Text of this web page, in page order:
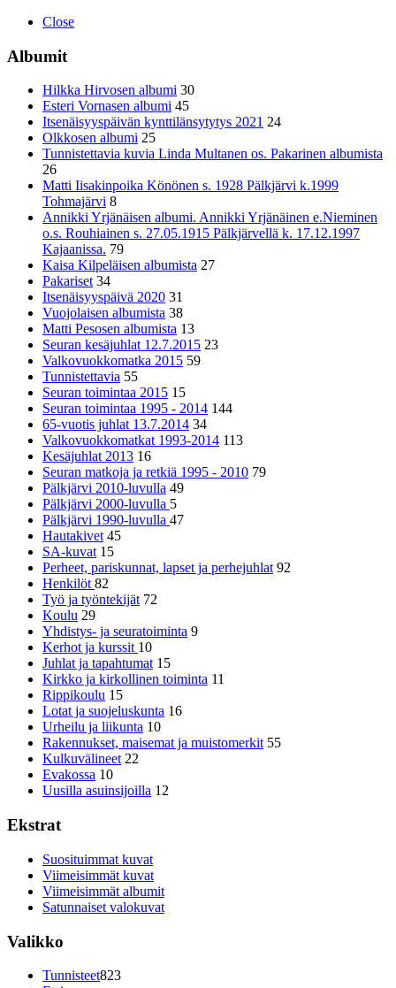
Close
Albumit
Hilkka Hirvosen albumi 30
Esteri Vornasen albumi 45
Itsenäisyyspäivän kynttilänsytytys 2021 24
Olkkosen albumi 25
Tunnistettavia kuvia Linda Multanen os. Pakarinen albumista
26
Matti Iisakinpoika Könönen s. 1928 Pälkjärvi k.1999
Tohmajärvi 8
Annikki Yrjänäisen albumi. Annikki Yrjänäinen e.Nieminen
o.s. Rouhiainen s. 27.05.1915 Pälkjärvellä k. 17.12.1997
Kajaanissa. 79
Kaisa Kilpeläisen albumista 27
Pakariset 34
Itsenäisyyspäivä 2020 31
Vuojolaisen albumista 38
Matti Pesosen albumista 13
Seuran kesäjuhlat 12.7.2015 23
Valkovuokkomatka 2015 59
Tunnistettavia 55
Seuran toimintaa 2015 15
Seuran toimintaa 1995 - 2014 144
65-vuotis juhlat 13.7.2014 34
Valkovuokkomatkat 1993-2014 113
Kesäjuhlat 2013 16
Seuran matkoja ja retkiä 1995 - 2010 79
Pälkjärvi 2010-luvulla 49
Pälkjärvi 2000-luvulla 5
Pälkjärvi 1990-luvulla 47
Hautakivet 45
SA-kuvat 15
Perheet, pariskunnat, lapset ja perhejuhlat 92
Henkilöt82
Työ ja työntekijät 72
Koulu 29
Yhdistys- ja seuratoiminta 9
Kerhot ja kurssit 10
Juhlat ja tapahtumat 15
Kirkko ja kirkollinen toiminta 11
Rippikoulu 15
Lotat ja suojeluskunta 16
Urheilu ja liikunta 10
Rakennukset, maisemat ja muistomerkit 55
Kulkuvälineet 22
Evakossa 10
Uusilla asuinsijoilla 12
Ekstrat
Suosituimmat kuvat
Viimeisimmät kuvat
Viimeisimmät albumit
Satunnaiset valokuvat
Valikko
Tunnisteet823